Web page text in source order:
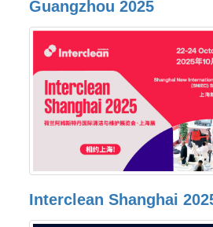
Guangzhou 2025
Interclean Shanghai